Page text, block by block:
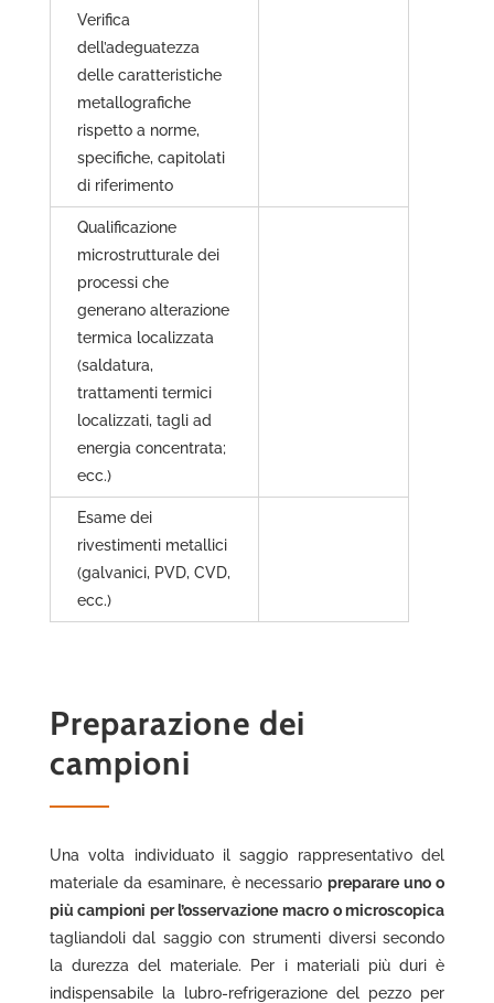
Verifica
dell’adeguatezza
delle caratteristiche
metallografiche
rispetto a norme,
specifiche, capitolati
di riferimento
Qualificazione
microstrutturale dei
processi che
generano alterazione
termica localizzata
(saldatura,
trattamenti termici
localizzati, tagli ad
energia concentrata;
ecc.)
Esame dei
rivestimenti metallici
(galvanici, PVD, CVD,
ecc.)
Preparazione dei
campioni
Una volta individuato il saggio rappresentativo del
materiale da esaminare, è necessariopreparare uno o
più campioni per l’osservazione macro o microscopica
tagliandoli dal saggio con strumenti diversi secondo
la durezza del materiale. Per i materiali più duri è
indispensabile la lubro-refrigerazione del pezzo per